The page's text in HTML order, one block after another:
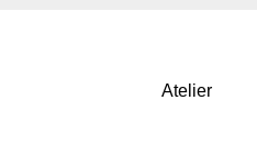
Atelier